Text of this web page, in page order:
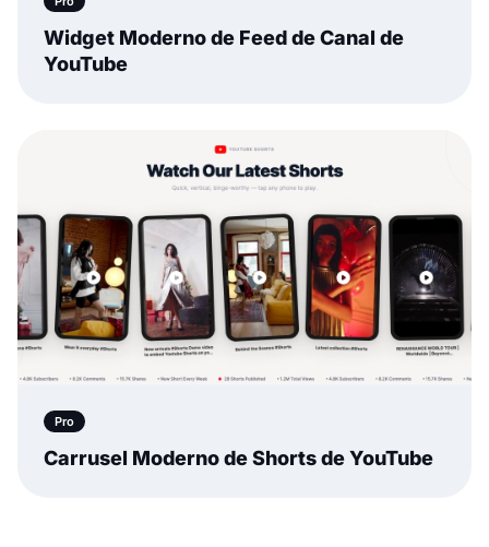
Widget Moderno de Feed de Canal de
YouTube
Pro
Carrusel Moderno de Shorts de YouTube